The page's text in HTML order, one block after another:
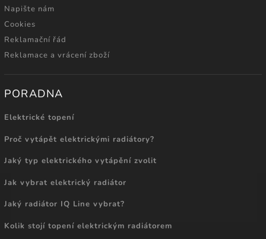
Napište nám
Cookies
Reklamační řád
Reklamace a vrácení zboží
PORADNA
Elektrické topení
Proč vytápět elektrickými radiátory?
Jaký typ elektrického vytápění zvolit
Jak vybrat elektrický radiátor
Jaký radiátor IQ Line vybrat?
Kolik stojí topení elektrickým radiátorem